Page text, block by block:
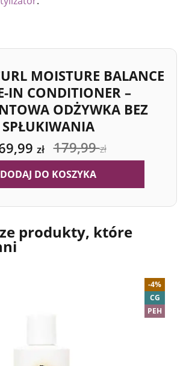
MOISTURE BALANCE
IN CONDITIONER –
ODŻYWKA BEZ
SPŁUKIWANIA
zł 179,99zł
DODAJ DO KOSZYKA
produkty, które
-4%
CG
PEH